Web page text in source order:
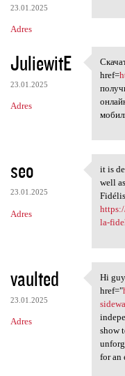
23.01.2025
Adres
JuliewitE
23.01.2025
Adres
href=
seo
23.01.2025
Adres
it is
it is
well
la-
vaulted
23.01.2025
Adres
Hi
Hi
href="
show
for an